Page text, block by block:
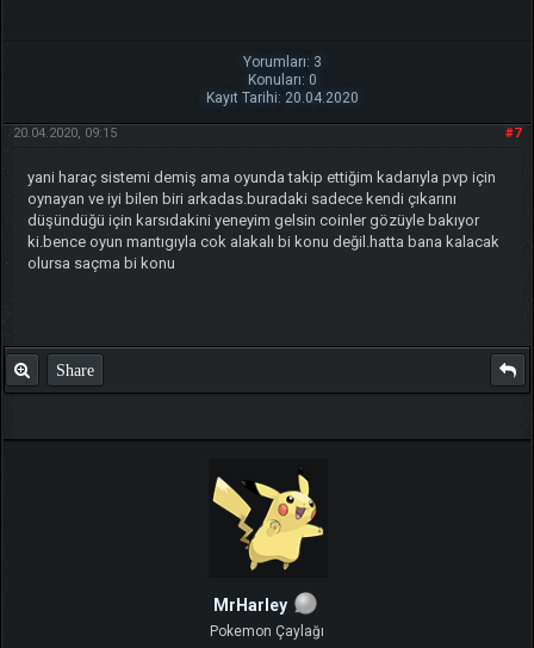
Yorumları: 3
Konuları: 0
Kayıt Tarihi: 20.04.2020
#7
20.04.2020, 09:15
yani haraç sistemi demiş ama oyunda takip ettiğim kadarıyla pvp için
oynayan ve iyi bilen biri arkadas.buradaki sadece kendi çıkarını
düşündüğü için karsıdakini yeneyim gelsin coinler gözüyle bakıyor
ki.bence oyun mantıgıyla cok alakalı bi konu değil.hatta bana kalacak
olursa saçma bi konu
Share
MrHarley
Pokemon Çaylağı